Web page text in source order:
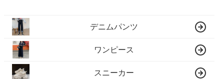
デニムパンツ
ワンピース
スニーカー